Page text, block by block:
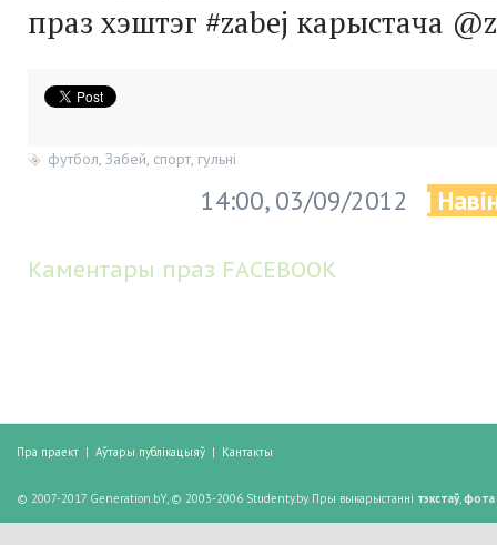
праз хэштэг #zabej карыстача
футбол Забей спорт гульні
14:00, 03/09/2012 |
Каментары праз FACEBOOK
Пра праект | Аўтары публікацыяў | Кантакты
© 2007-2017 Generation.bY, © 2003-2006 Studenty.by. Пры выкарыстанні тэкстаў, фота